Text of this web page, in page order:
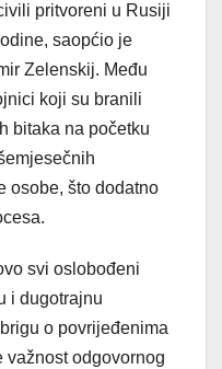
pritvoreni u Rusiji
saopćio je
Zelenskij. Među
koji su branili
bitaka na početku
osobe, što dodatno
svi oslobođeni
i dugotrajnu
o povrijeđenima
važnost odgovornog